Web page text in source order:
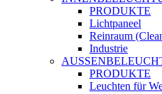
PRODUKTE
Lichtpaneel
Reinraum
Industrie
PRODUKTE
Leuchten für